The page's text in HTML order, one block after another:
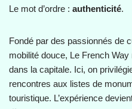
Le mot d’ordre : authenticité.
Fondé par des passionnés de
mobilité douce, Le French
dans la capitale. Ici, on
rencontres aux listes de
touristique. L’expérience